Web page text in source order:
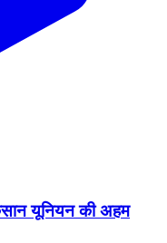
यूनियन की अहम